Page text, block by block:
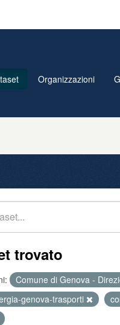
Organizzazioni
trovato
Comune di Genova -
genova-trasporti